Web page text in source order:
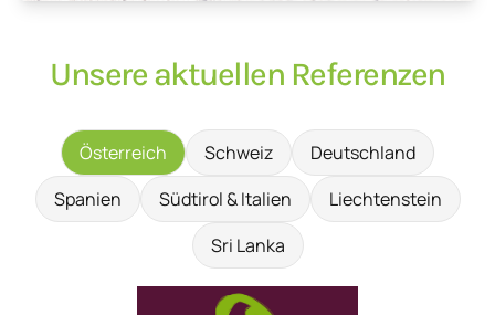
Unsere aktuellen Referenzen
Österreich Schweiz
Deutschland
Spanien
Südtirol & Italien
Liechtenstein
Sri Lanka